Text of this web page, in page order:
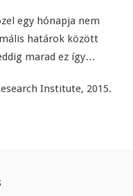
egy hónapja nem
határok között
marad ez így…
Institute, 2015.